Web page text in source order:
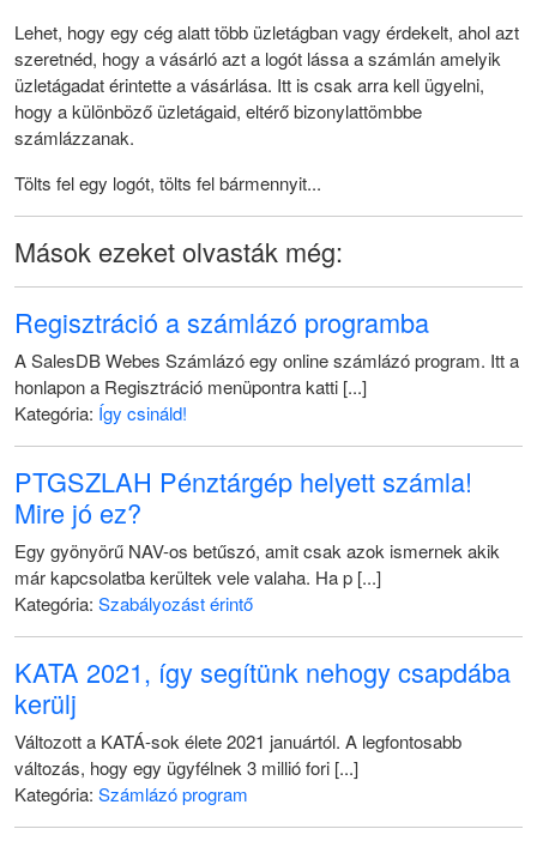
Lehet, hogy egy cég alatt több üzletágban vagy érdekelt, ahol azt
szeretnéd, hogy a vásárló azt a logót lássa a számlán amelyik
üzletágadat érintette a vásárlása. Itt is csak arra kell ügyelni,
hogy a különböző üzletágaid, eltérő bizonylattömbbe
számlázzanak.
Tölts fel egy logót, tölts fel bármennyit...
Mások ezeket olvasták még:
Regisztráció a számlázó programba
A SalesDB Webes Számlázó egy online számlázó program. Itt a
honlapon a Regisztráció menüpontra katti [...]
Kategória: Így csináld!
PTGSZLAH Pénztárgép helyett számla!
Mire jó ez?
Egy gyönyörű NAV-os betűszó, amit csak azok ismernek akik
már kapcsolatba kerültek vele valaha. Ha p [...]
Kategória: Szabályozást érintő
KATA 2021, így segítünk nehogy csapdába
kerülj
Változott a KATÁ-sok élete 2021 januártól. A legfontosabb
változás, hogy egy ügyfélnek 3 millió fori [...]
Kategória: Számlázó program